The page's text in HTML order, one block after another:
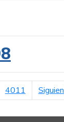
4011